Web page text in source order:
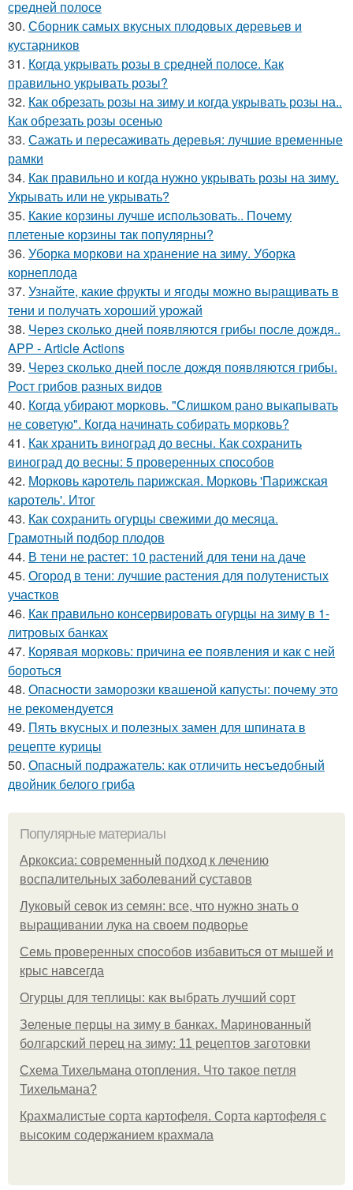
средней полосе
30. Сборник самых вкусных плодовых деревьев и
кустарников
31. Когда укрывать розы в средней полосе. Как
правильно укрывать розы?
32. Как обрезать розы на зиму и когда укрывать розы на..
Как обрезать розы осенью
33. Сажать и пересаживать деревья: лучшие временные
рамки
34. Как правильно и когда нужно укрывать розы на зиму.
Укрывать или не укрывать?
35. Какие корзины лучше использовать.. Почему
плетеные корзины так популярны?
36. Уборка моркови на хранение на зиму. Уборка
корнеплода
37. Узнайте, какие фрукты и ягоды можно выращивать в
тени и получать хороший урожай
38. Через сколько дней появляются грибы после дождя..
APP - Article Actions
39. Через сколько дней после дождя появляются грибы.
Рост грибов разных видов
40. Когда убирают морковь. "Слишком рано выкапывать
не советую". Когда начинать собирать морковь?
41. Как хранить виноград до весны. Как сохранить
виноград до весны: 5 проверенных способов
42. Морковь каротель парижская. Морковь 'Парижская
каротель'. Итог
43. Как сохранить огурцы свежими до месяца.
Грамотный подбор плодов
44. В тени не растет: 10 растений для тени на даче
45. Огород в тени: лучшие растения для полутенистых
участков
46. Как правильно консервировать огурцы на зиму в 1-
литровых банках
47. Корявая морковь: причина ее появления и как с ней
бороться
48. Опасности заморозки квашеной капусты: почему это
не рекомендуется
49. Пять вкусных и полезных замен для шпината в
рецепте курицы
50. Опасный подражатель: как отличить несъедобный
двойник белого гриба
Популярные материалы
Аркоксиа: современный подход к лечению
воспалительных заболеваний суставов
Луковый севок из семян: все, что нужно знать о
выращивании лука на своем подворье
Семь проверенных способов избавиться от мышей и
крыс навсегда
Огурцы для теплицы: как выбрать лучший сорт
Зеленые перцы на зиму в банках. Маринованный
болгарский перец на зиму: 11 рецептов заготовки
Схема Тихельмана отопления. Что такое петля
Тихельмана?
Крахмалистые сорта картофеля. Сорта картофеля с
высоким содержанием крахмала